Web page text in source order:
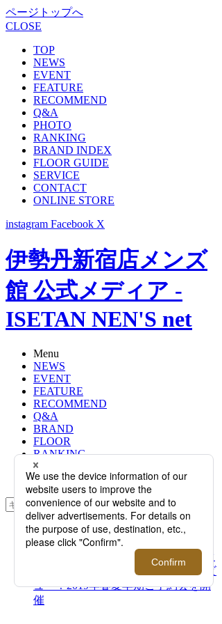
ページトップへ
CLOSE
TOP
NEWS
EVENT
FEATURE
RECOMMEND
Q&A
PHOTO
RANKING
BRAND INDEX
FLOOR GUIDE
SERVICE
CONTACT
ONLINE STORE
instagram Facebook X
伊勢丹新宿店メンズ
館 公式メディア -
ISETAN NEN'S net
Menu
NEWS
EVENT
FEATURE
RECOMMEND
Q&A
BRAND
FLOOR
RANKING
ONLINE STORE
SERVICE
検索
TOP
PHOTO
＜D'URBAN OMBRARE/ダーバン オ
ンブラーレ＞｜新型モデル2型がデビ
ュー！2019年春夏早期ご予約会を開
催